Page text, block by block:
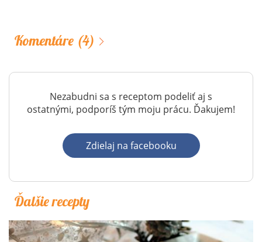
Komentáre (4)
Nezabudni sa s receptom podeliť aj s
ostatnými, podporíš tým moju prácu. Ďakujem!
Zdielaj na facebooku
Ďalšie recepty